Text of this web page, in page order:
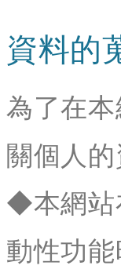
資料的
為了在
關個人
◆本網站
動性功